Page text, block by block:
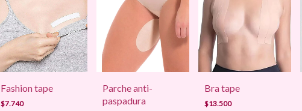
Fashion tape
$7.740
Parche anti-
paspadura
Bra tape
$13.500